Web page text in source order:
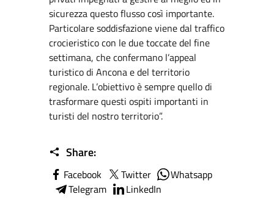
sicurezza questo flusso così importante.
Particolare soddisfazione viene dal traffico
crocieristico con le due toccate del fine
settimana, che confermano l’appeal
turistico di Ancona e del territorio
regionale. L’obiettivo è sempre quello di
trasformare questi ospiti importanti in
turisti del nostro territorio”.
Share:
Facebook Twitter
Whatsapp
Telegram
LinkedIn